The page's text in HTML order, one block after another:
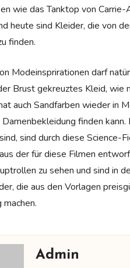
wie das Tanktop von
heute sind Kleider, die von
finden.
Modeinsprirationen darf
Brust gekreuztes Kleid, wie
auch Sandfarben wieder in
finden
sind durch diese
der für diese Filmen
zu sehen und sind in
die aus den Vorlagen
Admin